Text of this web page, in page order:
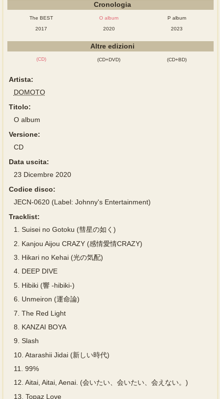
Cronologia
The BEST
2017
O album
2020
P album
2023
Altre edizioni
(CD) (CD+DVD) (CD+BD)
Artista:
DOMOTO
Titolo:
O album
Versione:
CD
Data uscita:
23 Dicembre 2020
Codice disco:
JECN-0620 (Label: Johnny's Entertainment)
Tracklist:
1.
Suisei no Gotoku (彗星の如く)
2.
Kanjou Aijou CRAZY (感情愛情CRAZY)
3.
Hikari no Kehai (光の気配)
4. DEEP DIVE
5. Hibiki (響 -hibiki-)
6.
Unmeiron (運命論)
7. The Red Light
8.
KANZAI BOYA
9. Slash
10. Atarashii Jidai (新しい時代)
11.
99%
12. Aitai, Aitai, Aenai. (会いたい、会いたい、会えない。)
13. Topaz Love